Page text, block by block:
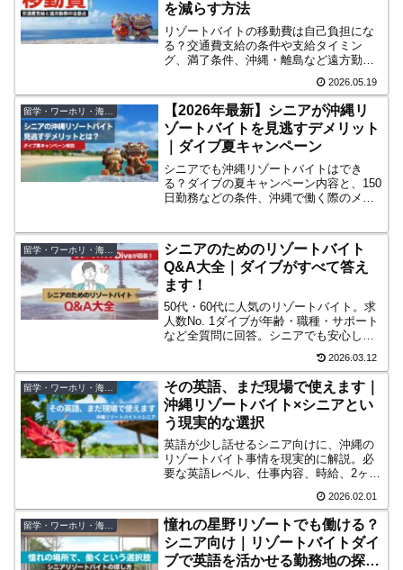
を減らす方法
リゾートバイトの移動費は自己負担にな
る？交通費支給の条件や支給タイミン
グ、満了条件、沖縄・離島など遠方勤務
物の不安を減らす方法も紹介します。
2026.05.19
留学・ワーホリ・海外移住
【2026年最新】シニアが沖縄リ
ゾートバイトを見逃すデメリット
｜ダイブ夏キャンペーン
シニアでも沖縄リゾートバイトはでき
る？ダイブの夏キャンペーン内容と、150
日勤務などの条件、沖縄で働く際のメリ
す。
シニアのためのリゾートバイト
Q&A大全｜ダイブがすべて答え
ます！
50代・60代に人気のリゾートバイト。求
人数No. 1ダイブが年齢・職種・サポート
など全質問に回答。シニアでも安心して
始められる理由がわかるQ&A集。
2026.03.12
その英語、まだ現場で使えます｜
沖縄リゾートバイト×シニアとい
う現実的な選択
英語が少し話せるシニア向けに、沖縄の
リゾートバイト事情を現実的に解説。必
要な英語レベル、仕事内容、時給、2ヶ月
2026.02.01
憧れの星野リゾートでも働ける？
シニア向け｜リゾートバイトダイ
ブで英語を活かせる勤務地の探し